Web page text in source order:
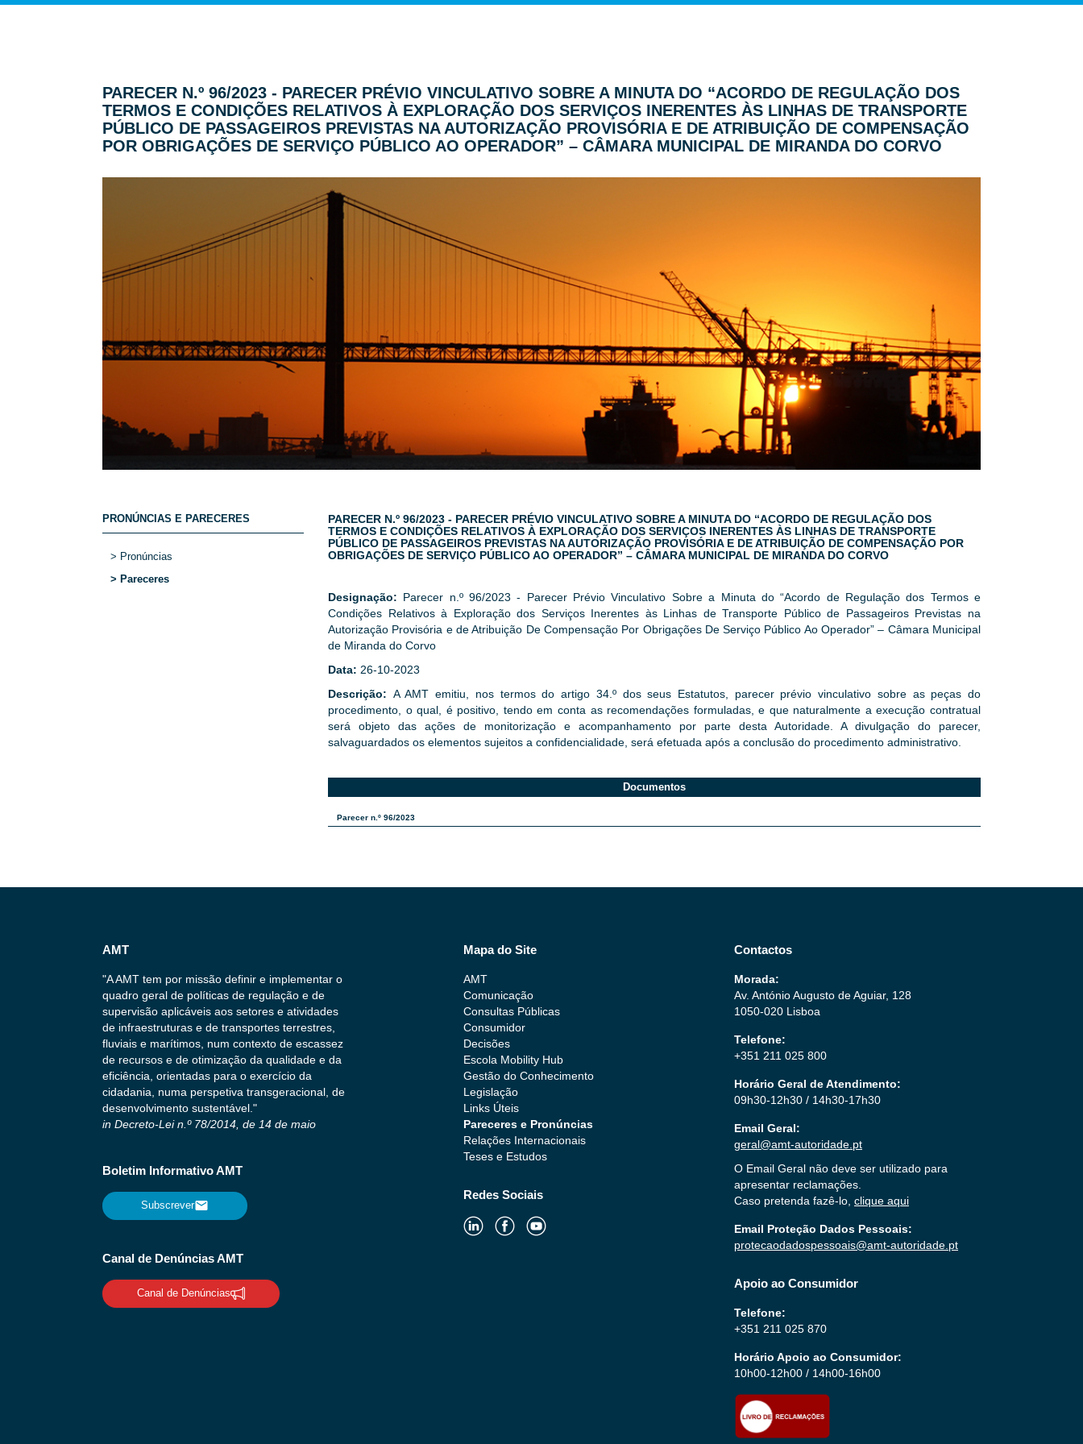
PARECER N.º 96/2023 - PARECER PRÉVIO VINCULATIVO SOBRE A MINUTA DO “ACORDO DE REGULAÇÃO DOS
TERMOS E CONDIÇÕES RELATIVOS À EXPLORAÇÃO DOS SERVIÇOS INERENTES ÀS LINHAS DE TRANSPORTE
PÚBLICO DE PASSAGEIROS PREVISTAS NA AUTORIZAÇÃO PROVISÓRIA E DE ATRIBUIÇÃO DE COMPENSAÇÃO
POR OBRIGAÇÕES DE SERVIÇO PÚBLICO AO OPERADOR” – CÂMARA MUNICIPAL DE MIRANDA DO CORVO
PRONÚNCIAS E PARECERES
> Pronúncias
> Pareceres
PARECER N.º 96/2023 - PARECER PRÉVIO VINCULATIVO SOBRE A MINUTA DO “ACORDO DE REGULAÇÃO DOS
TERMOS E CONDIÇÕES RELATIVOS À EXPLORAÇÃO DOS SERVIÇOS INERENTES ÀS LINHAS DE TRANSPORTE
PÚBLICO DE PASSAGEIROS PREVISTAS NA AUTORIZAÇÃO PROVISÓRIA E DE ATRIBUIÇÃO DE COMPENSAÇÃO POR
OBRIGAÇÕES DE SERVIÇO PÚBLICO AO OPERADOR” – CÂMARA MUNICIPAL DE MIRANDA DO CORVO
Designação: Parecer n.º 96/2023 - Parecer Prévio Vinculativo Sobre a Minuta do “Acordo de Regulação dos Termos e
Condições Relativos à Exploração dos Serviços Inerentes às Linhas de Transporte Público de Passageiros Previstas na
Autorização Provisória e de Atribuição De Compensação Por Obrigações De Serviço Público Ao Operador” – Câmara Municipal
de Miranda do Corvo
Data: 26-10-2023
Descrição: A AMT emitiu, nos termos do artigo 34.º dos seus Estatutos, parecer prévio vinculativo sobre as peças do
procedimento, o qual, é positivo, tendo em conta as recomendações formuladas, e que naturalmente a execução contratual
será objeto das ações de monitorização e acompanhamento por parte desta Autoridade. A divulgação do parecer,
salvaguardados os elementos sujeitos a confidencialidade, será efetuada após a conclusão do procedimento administrativo.
Documentos
Parecer n.º 96/2023
AMT
"A AMT tem por missão definir e implementar o
quadro geral de políticas de regulação e de
supervisão aplicáveis aos setores e atividades
de infraestruturas e de transportes terrestres,
fluviais e marítimos, num contexto de escassez
de recursos e de otimização da qualidade e da
eficiência, orientadas para o exercício da
cidadania, numa perspetiva transgeracional, de
desenvolvimento sustentável."
in Decreto-Lei n.º 78/2014, de 14 de maio
Boletim Informativo AMT
Subscrever
Canal de Denúncias AMT
Canal de Denúncias
Mapa do Site
AMT
Comunicação
Consultas Públicas
Consumidor
Decisões
Escola Mobility Hub
Gestão do Conhecimento
Legislação
Links Úteis
Pareceres e Pronúncias
Relações Internacionais
Teses e Estudos
Redes Sociais
Contactos
Morada:
Av. António Augusto de Aguiar, 128
1050-020 Lisboa
Telefone:
+351 211 025 800
Horário Geral de Atendimento:
09h30-12h30 / 14h30-17h30
Email Geral:
geral@amt-autoridade.pt
O Email Geral não deve ser utilizado para
apresentar reclamações.
Caso pretenda fazê-lo, clique aqui
Email Proteção Dados Pessoais:
protecaodadospessoais@amt-autoridade.pt
Apoio ao Consumidor
Telefone:
+351 211 025 870
Horário Apoio ao Consumidor:
10h00-12h00 / 14h00-16h00